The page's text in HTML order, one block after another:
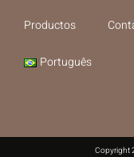
Productos
Português
Copyright